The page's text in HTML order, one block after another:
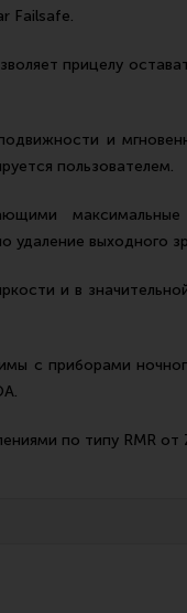
Failsafe.
прицелу
и
пользователем.
максимальные
удаление выходного
и в
с приборами
по типу RMR от